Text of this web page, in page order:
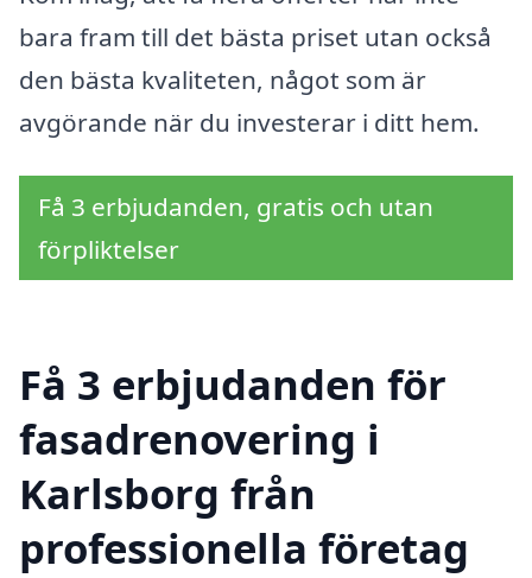
bara fram till det bästa priset utan också
den bästa kvaliteten, något som är
avgörande när du investerar i ditt hem.
Få 3 erbjudanden, gratis och utan
förpliktelser
Få 3 erbjudanden för
fasadrenovering i
Karlsborg från
professionella företag